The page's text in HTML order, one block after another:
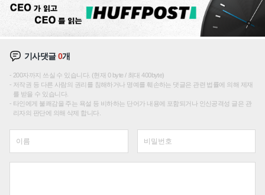
기사댓글0개
200자까지 쓰실 수 있습니다. (현재 0 byte / 최대 400byte)
저작권 등 다른 사람의 권리를 침해하거나 명예를 훼손하는 댓글은 관련 법률에 의해 제재
를 받을 수 있습니다.
타인에게 불쾌감을 주는 욕설 등 비하하는 단어가 내용에 포함되거나 인신공격성 글은 관
리자의 판단에 의해 삭제 합니다.